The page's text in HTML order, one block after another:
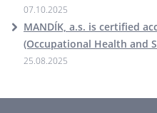
07.10.2025
MANDÍK, a.s. is certified
(Occupational Health and
25.08.2025